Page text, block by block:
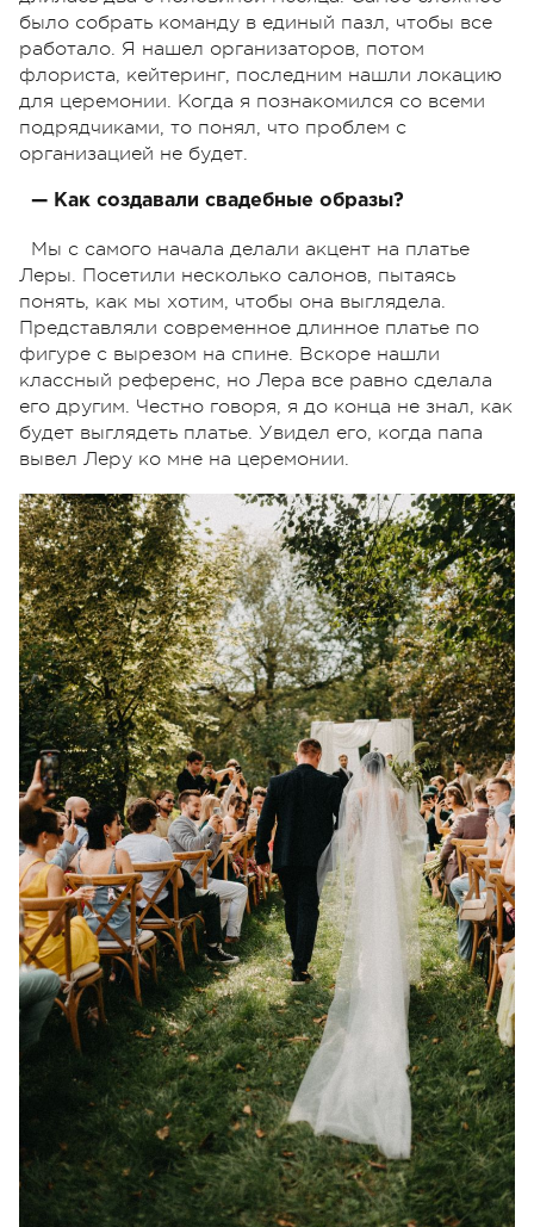
было собрать команду в единый пазл, чтобы все
работало. Я нашел организаторов, потом
флориста, кейтеринг, последним нашли локацию
для церемонии. Когда я познакомился со всеми
подрядчиками, то понял, что проблем с
организацией не будет.
— Как создавали свадебные образы?
Мы с самого начала делали акцент на платье
Леры. Посетили несколько салонов, пытаясь
понять, как мы хотим, чтобы она выглядела.
Представляли современное длинное платье по
фигуре с вырезом на спине. Вскоре нашли
классный референс, но Лера все равно сделала
его другим. Честно говоря, я до конца не знал, как
будет выглядеть платье. Увидел его, когда папа
вывел Леру ко мне на церемонии.